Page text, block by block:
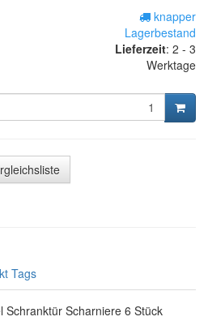
knapper
Lagerbestand
Lieferzeit: 2 - 3
Werktage
Tags
Schranktür Scharniere 6 Stück